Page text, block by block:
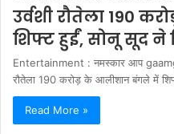
उर्वशी रौतेला 190
शिफ्ट हुईं, सोनू सूद ने
Entertainment : नमस्कार आप
रौतेला 190 करोड़ के आलीशान बंगले में
Read More »